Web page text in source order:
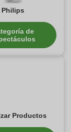
de
Productos